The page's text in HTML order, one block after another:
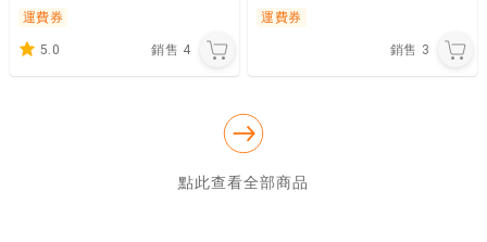
運費券
5.0 銷售 4
運費券
銷售 3
點此查看全部商品